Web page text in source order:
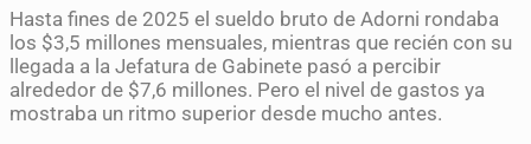
Hasta fines de 2025 el sueldo bruto de Adorni rondaba
los $3,5 millones mensuales, mientras que recién con su
llegada a la Jefatura de Gabinete pasó a percibir
alrededor de $7,6 millones. Pero el nivel de gastos ya
mostraba un ritmo superior desde mucho antes.